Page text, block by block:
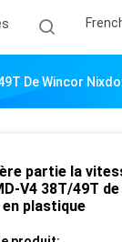
De Wincor
partie la
V4 38T/49T
plastique